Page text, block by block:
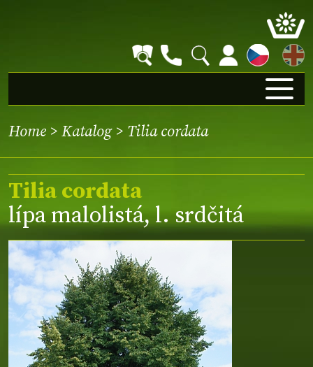
EN
Home > Katalog> Tilia cordata
Tilia cordata
lípa malolistá, l. srdčitá